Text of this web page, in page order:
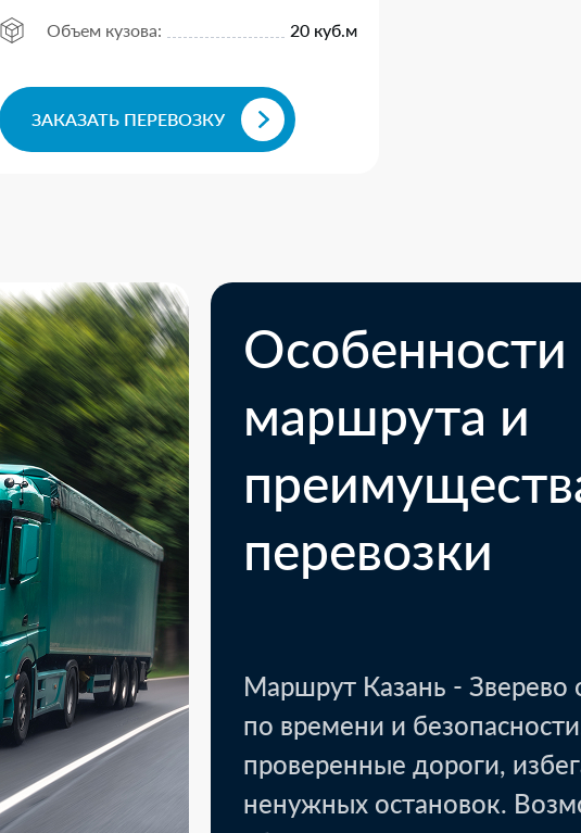
Объем кузова: 20 куб.м
ЗАКАЗАТЬ ПЕРЕВОЗКУ
Особенности
маршрута и
перевозки
Маршрут Казань - Зверево
по времени и
проверенные дороги,
ненужных остановок.